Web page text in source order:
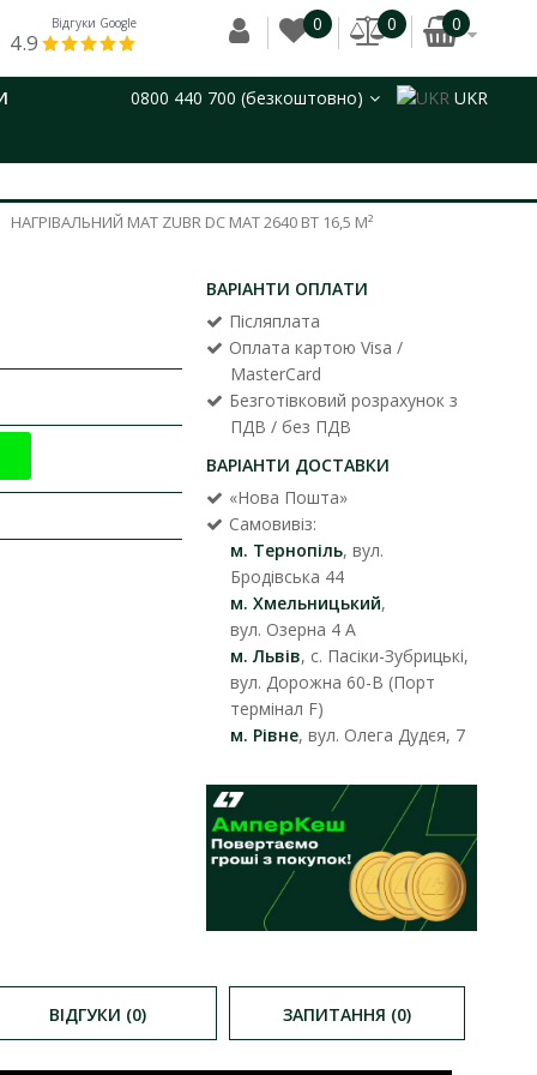
Відгуки Google
4.9
0 0 0
0800 440 700 (безкоштовно) UKR
НАГРІВАЛЬНИЙ МАТ ZUBR DC MAT 2640 ВТ 16,5 М²
ВАРІАНТИ ОПЛАТИ
Післяплата
Оплата картою Visa /
MasterCard
Безготівковий розрахунок з
ПДВ / без ПДВ
ВАРІАНТИ ДОСТАВКИ
«Нова Пошта»
Самовивіз:
м. Тернопіль, вул.
Бродівська 44
м. Хмельницький,
вул. Озерна 4 А
м. Львів, с. Пасіки-Зубрицькі,
вул. Дорожна 60-В (Порт
термінал F)
м. Рівне, вул. Олега Дудєя, 7
ВІДГУКИ (0) ЗАПИТАННЯ (0)